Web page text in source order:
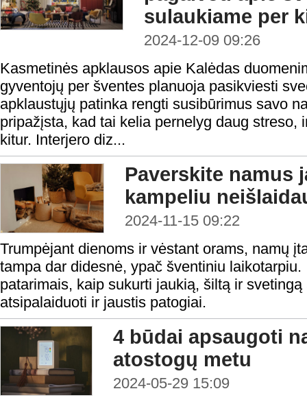
sulaukiame per
2024-12-09 09:26
Kasmetinės apklausos apie Kalėdas
gyventojų per šventes planuoja pasikviesti
apklaustųjų patinka rengti susibūrimus savo
pripažįsta, kad tai kelia pernelyg daug streso,
kitur. Interjero diz...
Paverskite namus
kampeliu
2024-11-15 09:22
Trumpėjant dienoms ir vėstant orams, namų
tampa dar didesnė, ypač šventiniu
patarimais, kaip sukurti jaukią, šiltą ir
atsipalaiduoti ir jaustis patogiai.
4 būdai apsaugoti
atostogų metu
2024-05-29 15:09